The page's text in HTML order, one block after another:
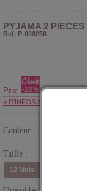
PYJAMA 2
Ref. P-008256
Prix
+ D'INFOS SUR LE CLUB
Couleur :
Taille :
12 Mois